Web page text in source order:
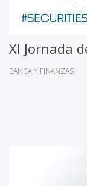
XI Jornada
BANCA Y FINANZAS